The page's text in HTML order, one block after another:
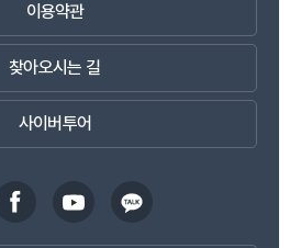
이용약관
찾아오시는 길
사이버투어